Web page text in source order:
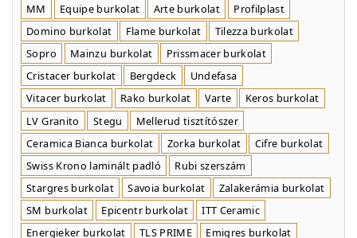
MM
Equipe burkolat Arte burkolat
Profilplast
Domino burkolat
Flame burkolat
Tilezza burkolat
Sopro
Mainzu burkolat
Prissmacer burkolat
Cristacer burkolat
Bergdeck
Undefasa
Vitacer burkolat
Rako burkolat Varte
Keros burkolat
LV Granito
Stegu
Mellerud tisztítószer
Ceramica Bianca burkolat
Zorka burkolat
Cifre burkolat
Swiss Krono laminált padló
Rubi szerszám
Stargres burkolat
Savoia burkolat
Zalakerámia burkolat
SM burkolat
Epicentr burkolat
ITT Ceramic
Energieker burkolat
TLS PRIME
Emigres burkolat